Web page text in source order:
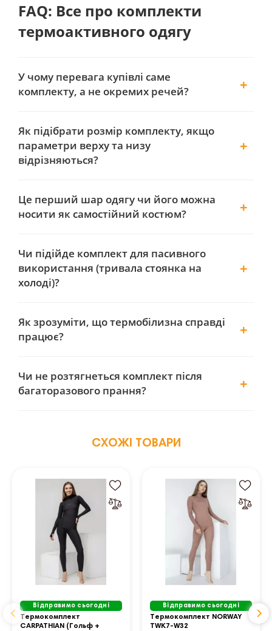
FAQ: Все про комплекти
термоактивного одягу
У чому перевага купівлі саме
комплекту, а не окремих речей?
Як підібрати розмір комплекту, якщо
параметри верху та низу
відрізняються?
Це перший шар одягу чи його можна
носити як самостійний костюм?
Чи підійде комплект для пасивного
використання (тривала стоянка на
холоді)?
Як зрозуміти, що термобілизна справді
працює?
Чи не розтягнеться комплект після
багаторазового прання?
СХОЖІ ТОВАРИ
Відправимо сьогодні
Термокомплект
CARPATHIAN (Гольф +
Відправимо сьогодні
Термокомплект NORWAY
TWK7-W32